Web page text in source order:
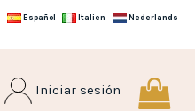
Español Italien Nederlands
Iniciar sesión